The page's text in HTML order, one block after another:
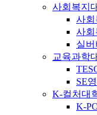
사회복지
사회
사회
실
교육과학
SE
K-컬처대
K-